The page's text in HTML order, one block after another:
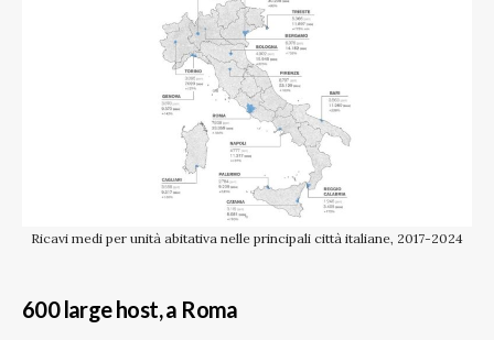
Ricavi medi per unità abitativa nelle principali città italiane, 2017-2024
600 large host, a Roma